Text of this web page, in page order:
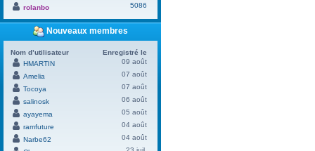
rolanbo
5086
Nouveaux membres
Nom d’utilisateur
Enregistré le
HMARTIN
09 août
Amelia
07 août
Tocoya
07 août
salinosk
06 août
ayayema
05 août
ramfuture
04 août
Narbe62
04 août